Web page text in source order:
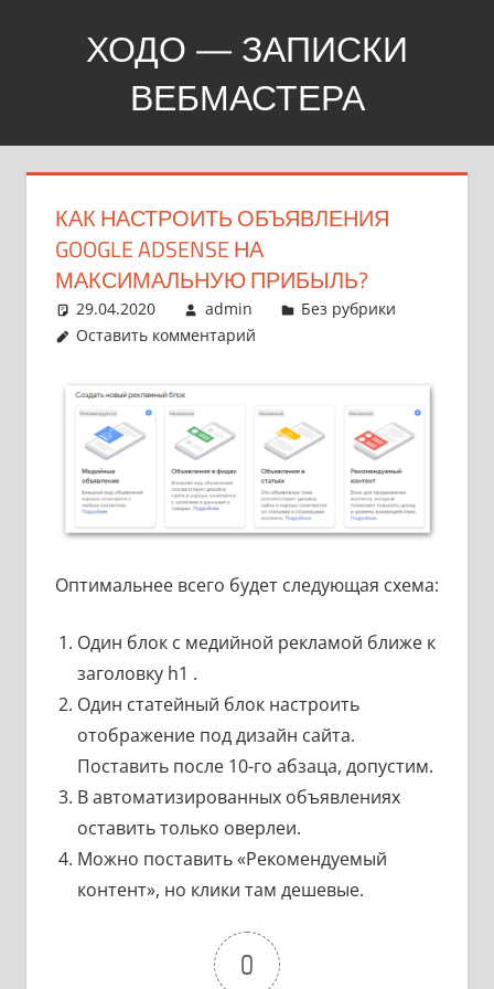
ХОДО — ЗАПИСКИ
ВЕБМАСТЕРА
Создание,
продвижение,
сайтов
КАК НАСТРОИТЬ ОБЪЯВЛЕНИЯ
GOOGLE ADSENSE НА
МАКСИМАЛЬНУЮ ПРИБЫЛЬ?
29.04.2020 admin
Без рубрики
Оставить комментарий
Оптимальнее всего будет следующая схема:
Один блок с медийной рекламой ближе к
заголовку h1 .
Один статейный блок настроить
отображение под дизайн сайта.
Поставить после 10-го абзаца, допустим.
В автоматизированных объявлениях
оставить только оверлеи.
Можно поставить «Рекомендуемый
контент», но клики там дешевые.
0